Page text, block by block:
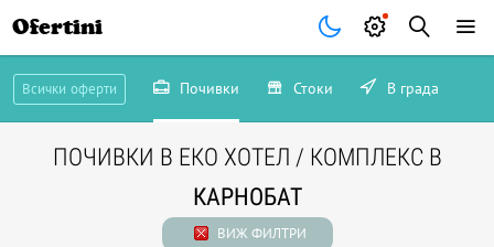
Ofertini
Всички оферти Почивки Стоки В града
ПОЧИВКИ В ЕКО ХОТЕЛ / КОМПЛЕКС В
КАРНОБАТ
ВИЖ ФИЛТРИ